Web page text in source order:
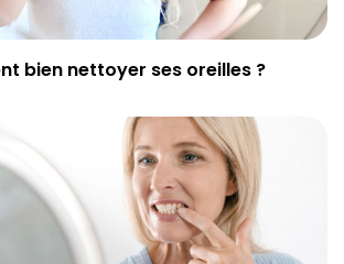
bien nettoyer ses oreilles ?